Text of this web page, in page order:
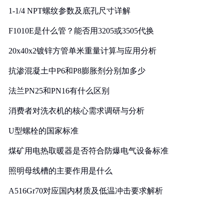
1-1/4 NPT螺纹参数及底孔尺寸详解
F1010E是什么管？能否用3205或3505代换
20x40x2镀锌方管单米重量计算与应用分析
抗渗混凝土中P6和P8膨胀剂分别加多少
法兰PN25和PN16有什么区别
消费者对洗衣机的核心需求调研与分析
U型螺栓的国家标准
煤矿用电热取暖器是否符合防爆电气设备标准
照明母线槽的主要作用是什么
A516Gr70对应国内材质及低温冲击要求解析